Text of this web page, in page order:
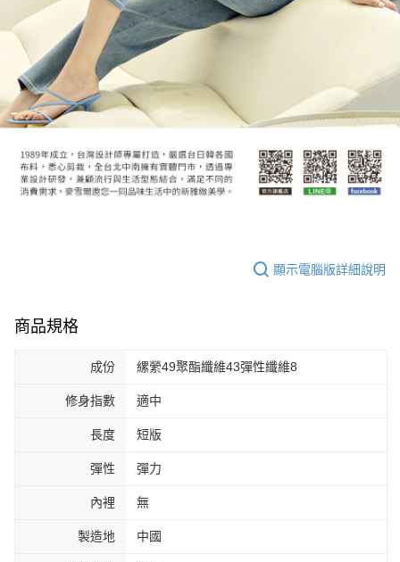
顯示電腦版詳細說明
商品規格
成份 縲縈49聚酯纖維43彈性纖維8
修身指數 適中
長度 短版
彈性 彈力
內裡 無
製造地 中國